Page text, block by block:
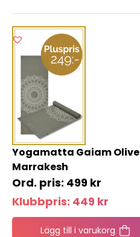
Yogamatta Gaiam Olive
Marrakesh
499 kr
Klubbpris: 449 kr
Lägg till i varukorg